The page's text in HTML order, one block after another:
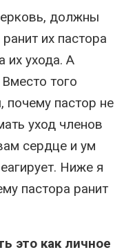
должны
их пастора
их ухода. А
того
почему пастор не
уход членов
сердце и ум
Ниже я
пастора ранит
это как личное